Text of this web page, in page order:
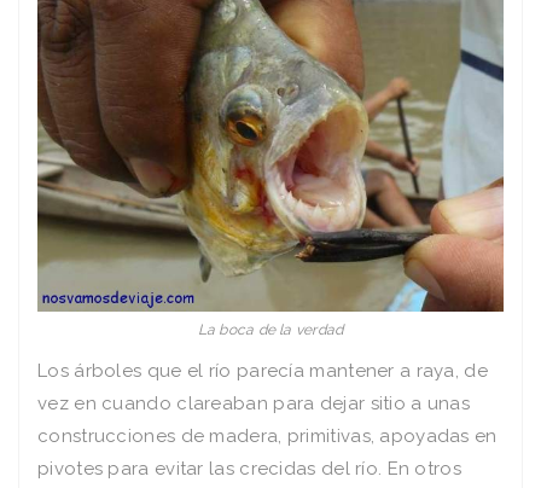
La boca de la verdad
Los árboles que el río parecía mantener a raya, de
vez en cuando clareaban para dejar sitio a unas
construcciones de madera, primitivas, apoyadas en
pivotes para evitar las crecidas del río. En otros